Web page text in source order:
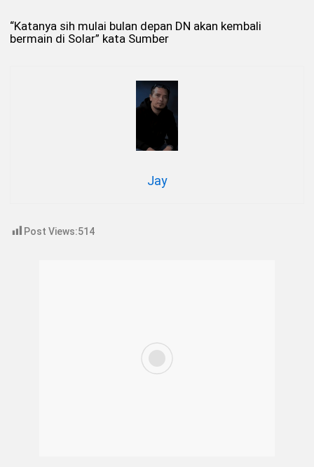
“Katanya sih mulai bulan depan DN akan kembali
bermain di Solar” kata Sumber
Jay
Post Views:514